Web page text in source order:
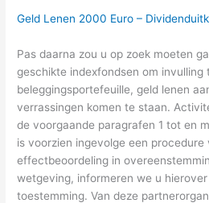
Geld Lenen 2000 Euro –
Pas daarna zou u op zoek moeten
geschikte indexfondsen om invulling
beleggingsportefeuille, geld lenen
verrassingen komen te staan.
de voorgaande paragrafen 1 tot en
is voorzien ingevolge een procedure
effectbeoordeling in
wetgeving, informeren we u
toestemming. Van deze